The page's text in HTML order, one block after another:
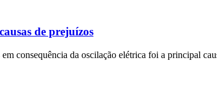
de prejuízos
consequência da oscilação elétrica foi a principal